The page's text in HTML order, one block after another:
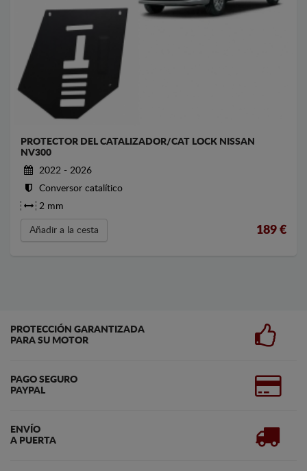
PROTECTOR DEL CATALIZADOR/CAT LOCK NISSAN
NV300
2022 - 2026
Conversor catalítico
2 mm
Añadir a la cesta 189 €
PROTECCIÓN GARANTIZADA
PARA SU MOTOR
PAGO SEGURO
PAYPAL
ENVÍO
A PUERTA